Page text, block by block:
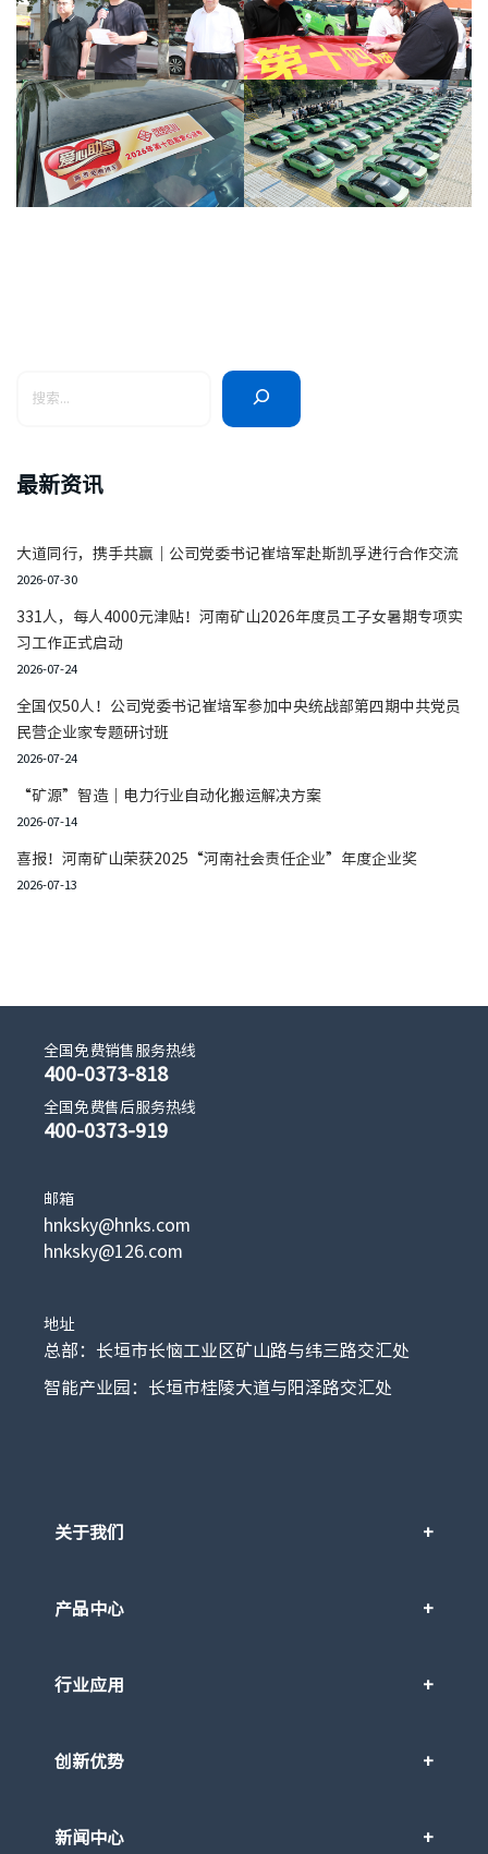
最新资讯
大道同行，携手共赢｜公司党委书记崔培军赴斯凯孚进行合作交流
2026-07-30
331人，每人4000元津贴！河南矿山2026年度员工子女暑期专项实
习工作正式启动
2026-07-24
全国仅50人！公司党委书记崔培军参加中央统战部第四期中共党员
民营企业家专题研讨班
2026-07-24
“矿源”智造｜电力行业自动化搬运解决方案
2026-07-14
喜报！河南矿山荣获2025“河南社会责任企业”年度企业奖
2026-07-13
全国免费销售服务热线
400-0373-818
全国免费售后服务热线
400-0373-919
邮箱
hnksky@hnks.com
hnksky@126.com
地址
总部：长垣市长恼工业区矿山路与纬三路交汇处
智能产业园：长垣市桂陵大道与阳泽路交汇处
关于我们
产品中心
行业应用
创新优势
新闻中心